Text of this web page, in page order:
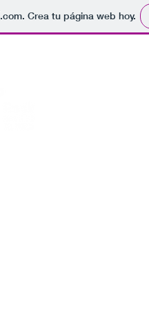
.com. Crea tu página web hoy.